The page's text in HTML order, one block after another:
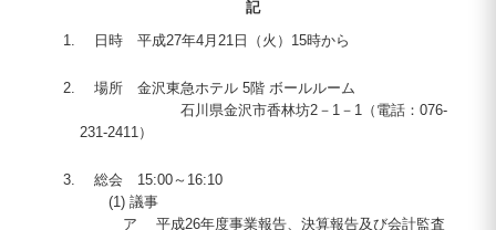
記
日時 平成27年4月21日（火）15時から
場所 金沢東急ホテル 5階 ボールルーム
石川県金沢市香林坊2－1－1（電話：076-
231-2411）
総会 15:00～16:10
(1) 議事
ア 平成26年度事業報告、決算報告及び会計監査